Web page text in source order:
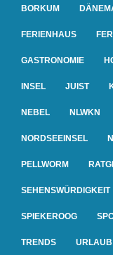
BORKUM
FERIENHAUS
GASTRONOMIE
INSEL JUIST
NEBEL NLWKN
NORDSEEINSEL
PELLWORM
SEHENSWÜRDIGKEIT
SPIEKEROOG
TRENDS URLAUB